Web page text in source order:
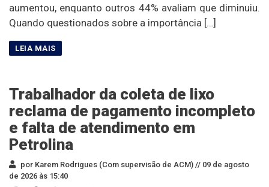
aumentou, enquanto outros 44% avaliam que diminuiu.
Quando questionados sobre a importância […]
Trabalhador da coleta de lixo
reclama de pagamento incompleto
e falta de atendimento em
Petrolina
por Karem Rodrigues (Com supervisão de ACM) // 09 de agosto
de 2026 às 15:40